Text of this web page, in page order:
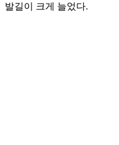
발길이 크게 늘었다.